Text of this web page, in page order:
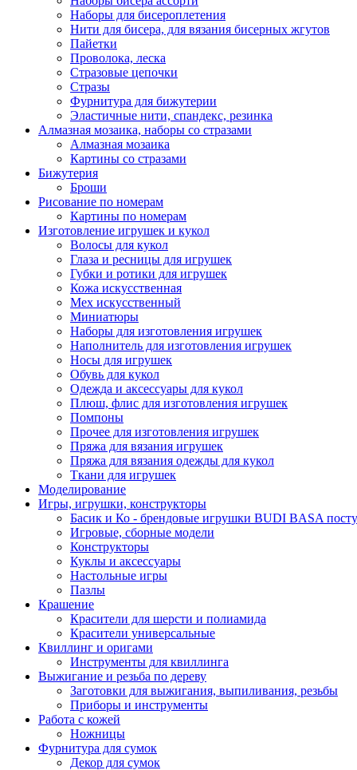
Наборы для бисероплетения
Нити для бисера, для вязания бисерных жгутов
Пайетки
Проволока, леска
Стразовые цепочки
Стразы
Фурнитура для бижутерии
Эластичные нити, спандекс, резинка
Алмазная мозаика, наборы со стразами
Алмазная мозаика
Картины co стразами
Бижутерия
Броши
Рисование по номерам
Картины по номерам
Изготовление игрушек и кукол
Волосы для кукол
Глаза и ресницы для игрушек
Губки и ротики для игрушек
Кожа искусственная
Мех искусственный
Миниатюры
Наборы для изготовления игрушек
Наполнитель для изготовления игрушек
Носы для игрушек
Обувь для кукол
Одежда и аксессуары для кукол
Плюш, флис для изготовления игрушек
Помпоны
Прочее для изготовления игрушек
Пряжа для вязания игрушек
Пряжа для вязания одежды для кукол
Ткани для игрушек
Моделирование
Игры, игрушки, конструкторы
Басик и Ко - брендовые игрушки BUDI BASA
Игровые, сборные модели
Конструкторы
Куклы и аксессуары
Настольные игры
Пазлы
Крашение
Красители для шерсти и полиамида
Красители универсальные
Квиллинг и оригами
Инструменты для квиллинга
Выжигание и резьба по дереву
Заготовки для выжигания, выпиливания, резьбы
Приборы и инструменты
Работа с кожей
Ножницы
Фурнитура для сумок
Декор для сумок